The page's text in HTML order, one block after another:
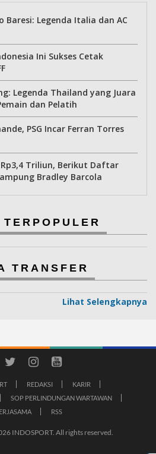
Baresi: Legenda Italia dan AC
Ini Sukses Cetak
Legenda Thailand yang Juara
dan Pelatih
PSG Incar Ferran Torres
Rp3,4 Triliun, Berikut Daftar
Bradley Barcola
TRANSFER
Lihat Selengkapnya
REDAKSI
KARIR
SOP PERLINDUNGAN WARTAWAN
RSS
INDOSPORT. All rights reserved.